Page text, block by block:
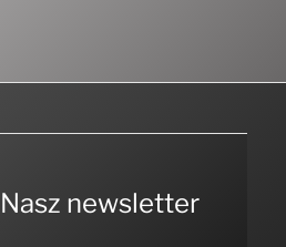
newsletter